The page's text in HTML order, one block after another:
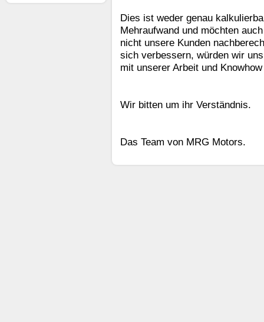
Dies ist weder genau
Mehraufwand und möchten
nicht unsere Kunden
sich verbessern, würden wir
mit unserer Arbeit und
Wir bitten um ihr Verständnis.
Das Team von MRG Motors.